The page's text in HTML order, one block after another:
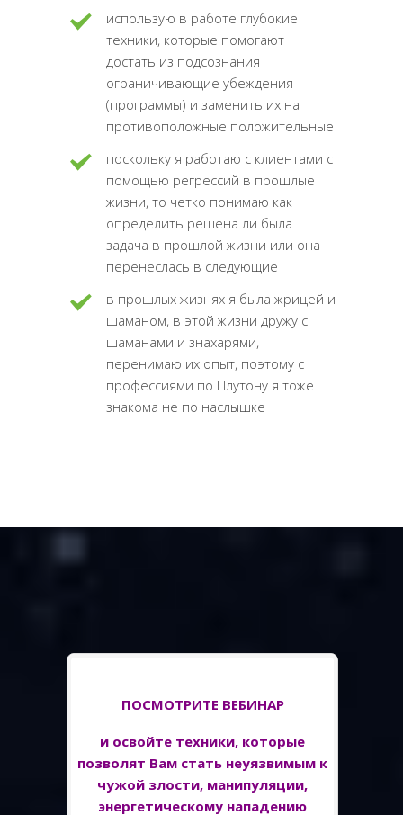
использую в работе глубокие
техники, которые помогают
достать из подсознания
ограничивающие убеждения
(программы) и заменить их на
противоположные положительные
поскольку я работаю с клиентами с
помощью регрессий в прошлые
жизни, то четко понимаю как
определить решена ли была
задача в прошлой жизни или она
перенеслась в следующие
в прошлых жизнях я была жрицей и
шаманом, в этой жизни дружу с
шаманами и знахарями,
перенимаю их опыт, поэтому с
профессиями по Плутону я тоже
знакома не по наслышке
ПОСМОТРИТЕ ВЕБИНАР
и освойте техники, которые
позволят Вам стать неуязвимым к
чужой злости, манипуляции,
энергетическому нападению